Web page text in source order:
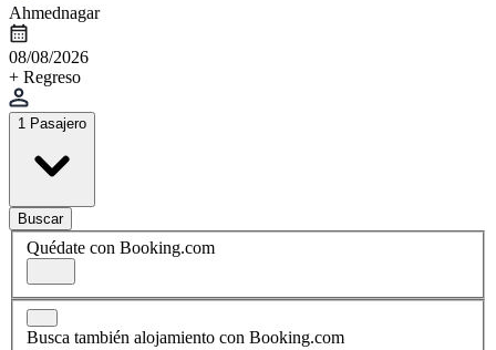
Ahmednagar
08/08/2026
+ Regreso
1 Pasajero
Buscar
Quédate con Booking.com
Busca también alojamiento con Booking.com